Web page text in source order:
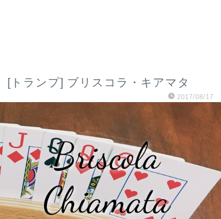
[トランプ] ブリスコラ・キアマタ
2017/08/17